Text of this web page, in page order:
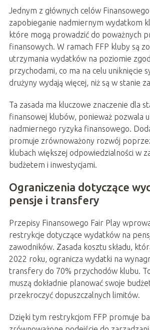
Jednym z głównych celów
zapobieganie nadmiernym wydatkom
które mogą prowadzić do poważnych
finansowych. W ramach FFP kluby są
utrzymania wydatków na poziomie
przychodami, co ma na celu uniknięcie
drużyny wydają więcej, niż są w stanie
Ta zasada ma kluczowe znaczenie dla
finansowej klubów, ponieważ pozwala
nadmiernego ryzyka finansowego.
promuje zrównoważony rozwój
klubach większej odpowiedzialności w
budżetem i inwestycjami.
Ograniczenia dotyczące
pensje i transfery
Przepisy Finansowego Fair Play
restrykcje dotyczące wydatków na
zawodników. Zasada kosztu składu,
2022 roku, ogranicza wydatki na
transfery do 70% przychodów klubu.
muszą dokładnie planować swoje
przekroczyć dopuszczalnych limitów.
Dzięki tym restrykcjom FFP promuje